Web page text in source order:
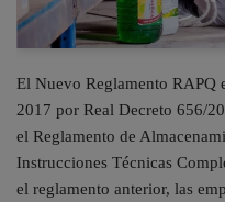
El Nuevo Reglamento RAPQ
2017 por Real Decreto 656/
el Reglamento de
Instrucciones Técnicas
el reglamento anterior, las